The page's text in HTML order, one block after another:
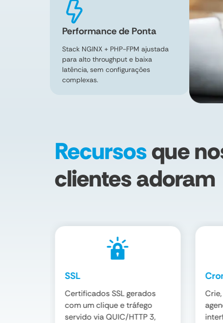
Performance de Ponta
Stack NGINX + PHP-FPM ajustada
para alto throughput e baixa
latência, sem configurações
complexas.
Recursosque
clientes adoram
SSL
Certificados SSL gerados
com um clique e tráfego
servido via QUIC/HTTP 3,